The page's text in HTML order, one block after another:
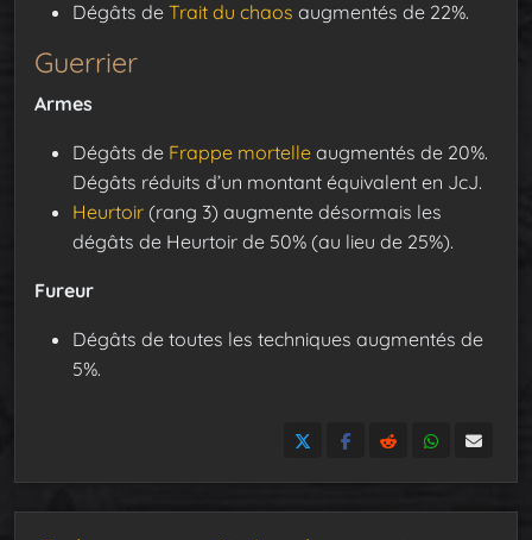
Dégâts de Trait du chaos augmentés de 22%.
Guerrier
Armes
Dégâts de Frappe mortelle augmentés de 20%.
Dégâts réduits d’un montant équivalent en JcJ.
Heurtoir (rang 3) augmente désormais les
dégâts de Heurtoir de 50% (au lieu de 25%).
Fureur
Dégâts de toutes les techniques augmentés de
5%.